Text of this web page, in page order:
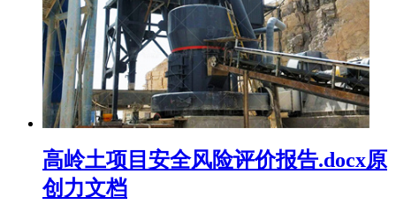
高岭土项目安全风险评价报告.docx原
创力文档